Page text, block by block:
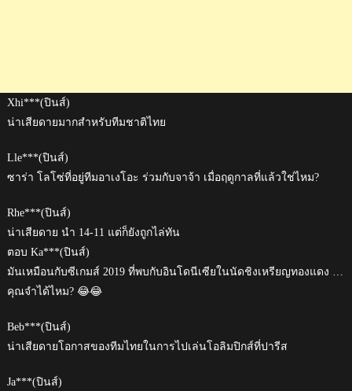
Xhi***(ปินส์)
น่าเสียดายมากสำหรับทีมชาติไทย
Lle***(ปินส์)
ซาร่า โลโซ่ที่อยู่ทีมอาเงโอะ ร่วมกับจาจ้า เมื่อฤดูกาลที่แล้วใช่ไหม?
Rhe***(ปินส์)
น่าเสียดาย นำ 14-11 แต่ก็ยังถูกไล่ทัน
ตอบ Ka***(ปินส์)
มันเหมือนกับซีเกมส์ 2019 ที่พบกับอินโดนีเซียในนัดชิงเหรียญทองแดง …
คุณจำได้ไหม? 😂😂
Beb***(ปินส์)
น่าเสียดายโอกาสของทีมไทยในการไปเล่นโอลิมปิกส์ที่ปารีส
Ja***(ปินส์)